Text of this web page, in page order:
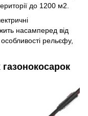
до 1200 м2.
насамперед від
рельєфу,
газонокосарок